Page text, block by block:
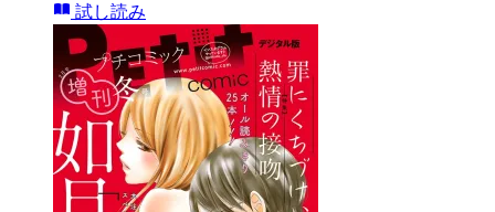
試し読み